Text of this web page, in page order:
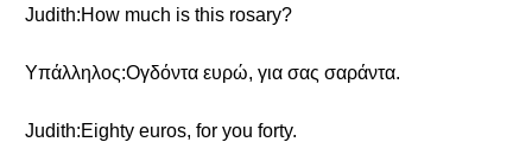
Judith:How much is this rosary?
Υπάλληλος:Ογδόντα ευρώ, για σας σαράντα.
Judith:Eighty euros, for you forty.